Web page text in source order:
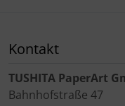
Kontakt
TUSHITA PaperArt
Bahnhofstraße 47